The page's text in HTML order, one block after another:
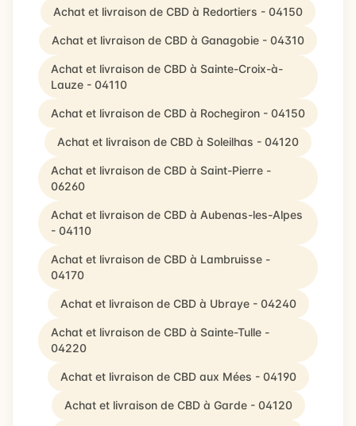
Achat et livraison de CBD à Redortiers - 04150
Achat et livraison de CBD à Ganagobie - 04310
Achat et livraison de CBD à Sainte-Croix-à-
Lauze - 04110
Achat et livraison de CBD à Rochegiron - 04150
Achat et livraison de CBD à Soleilhas - 04120
Achat et livraison de CBD à Saint-Pierre -
06260
Achat et livraison de CBD à Aubenas-les-Alpes
- 04110
Achat et livraison de CBD à Lambruisse -
04170
Achat et livraison de CBD à Ubraye - 04240
Achat et livraison de CBD à Sainte-Tulle -
04220
Achat et livraison de CBD aux Mées - 04190
Achat et livraison de CBD à Garde - 04120